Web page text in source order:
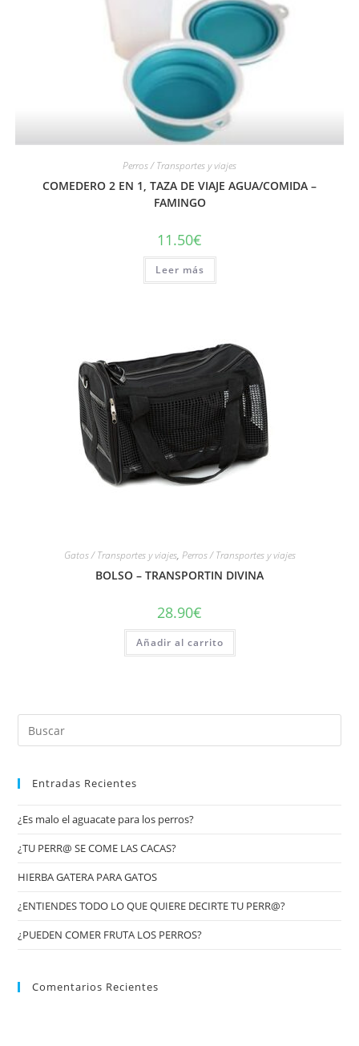
Perros / Transportes y viajes
COMEDERO 2 EN 1, TAZA DE VIAJE AGUA/COMIDA –
FAMINGO
11.50€
Leer más
Gatos / Transportes y viajes, Perros / Transportes y viajes
BOLSO – TRANSPORTIN DIVINA
28.90€
Añadir al carrito
Entradas Recientes
¿Es malo el aguacate para los perros?
¿TU PERR@ SE COME LAS CACAS?
HIERBA GATERA PARA GATOS
¿ENTIENDES TODO LO QUE QUIERE DECIRTE TU PERR@?
¿PUEDEN COMER FRUTA LOS PERROS?
Comentarios Recientes